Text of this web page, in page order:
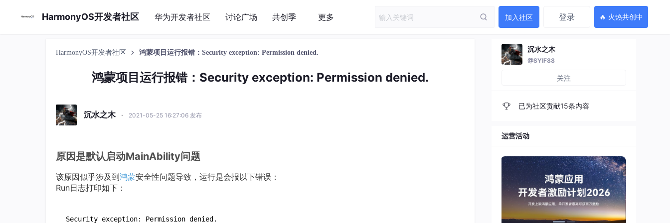
HarmonyOS开发者社区 华为开发者社区 讨论广场 共创季 更多 加入社区 登录 🔥 火热共创中
HarmonyOS开发者社区 鸿蒙项目运行报错：Security exception: Permission denied.
鸿蒙项目运行报错：Security exception: Permission denied.
沉水之木 · 2021-05-25 16:27:06 发布
原因是默认启动MainAbility问题
该原因似乎涉及到鸿蒙安全性问题导致，运行是会报以下错误：
Run日志打印如下：
沉水之木
@SYIF88
关注
已为社区贡献15条内容
运营活动